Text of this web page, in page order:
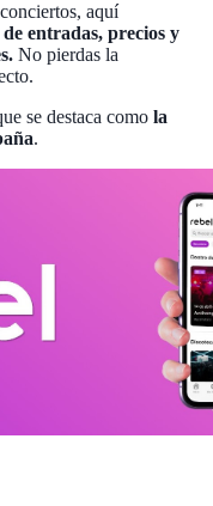
aquí
entradas, precios y
No pierdas la
se destaca como la
.